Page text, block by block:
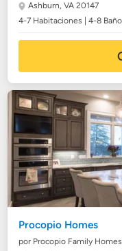
Ashburn, VA 20147
4-7 Habitaciones | 4-8
Procopio Homes
por Procopio Family Homes